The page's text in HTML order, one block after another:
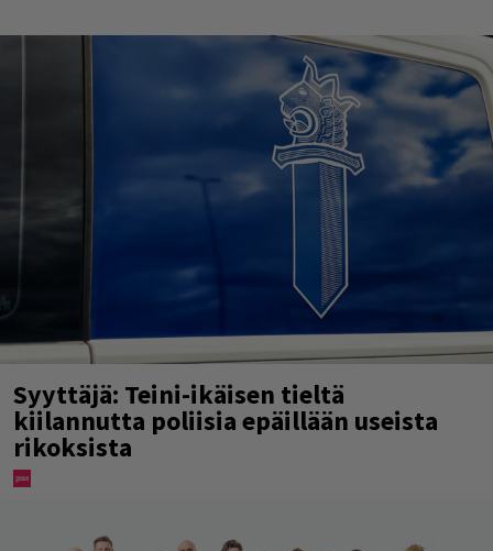
Syyttäjä: Teini-ikäisen tieltä
kiilannutta poliisia epäillään useista
rikoksista